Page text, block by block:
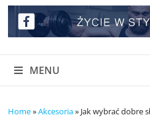
MENU
Home»Akcesoria» Jak wybrać dobre